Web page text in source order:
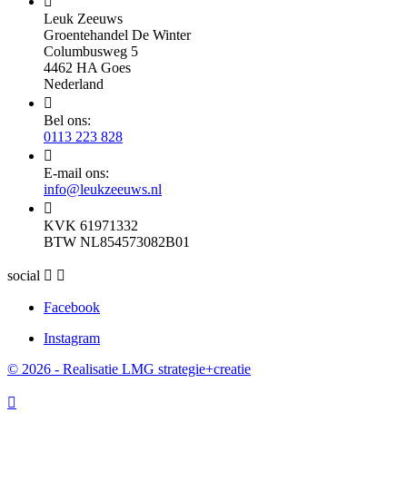
Leuk Zeeuws
Groentehandel De Winter
Columbusweg 5
4462 HA Goes
Nederland

Bel ons:
0113 223 828

E-mail ons:
info@leukzeeuws.nl

KVK 61971332
BTW NL854573082B01
social  
Facebook
Instagram
© 2026 - Realisatie LMG strategie+creatie
